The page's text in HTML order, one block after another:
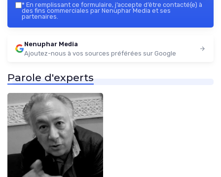
* En remplissant ce formulaire, j’accepte d’être contacté(e) à
des fins commerciales par Nenuphar Media et ses
partenaires.
Nenuphar Media
Ajoutez-nous à vos sources préférées sur Google
Parole d'experts